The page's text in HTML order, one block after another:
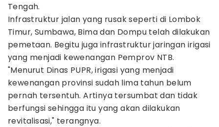
Tengah.
Infrastruktur jalan yang rusak seperti di Lombok
Timur, Sumbawa, Bima dan Dompu telah dilakukan
pemetaan. Begitu juga infrastruktur jaringan irigasi
yang menjadi kewenangan Pemprov NTB.
"Menurut Dinas PUPR, irigasi yang menjadi
kewenangan provinsi sudah lima tahun belum
pernah tersentuh. Artinya tersumbat dan tidak
berfungsi sehingga itu yang akan dilakukan
revitalisasi," terangnya.